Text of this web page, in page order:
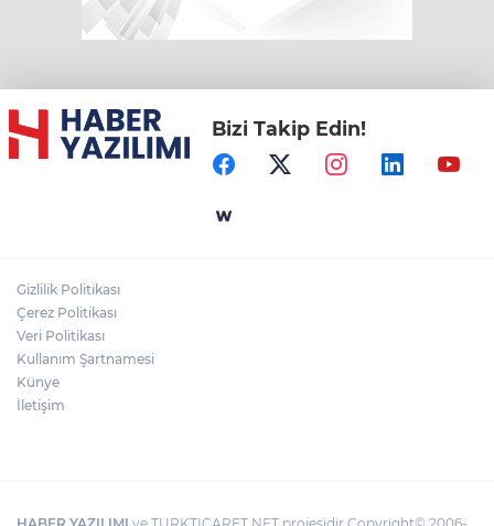
Bizi Takip Edin!
Gizlilik Politikası
Çerez Politikası
Veri Politikası
Kullanım Şartnamesi
Künye
İletişim